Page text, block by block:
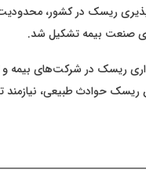
ریسک در کشور،
صنعت بیمه تشکیل شد.
ریسک در شرکت‌های بیمه و
ریسک حوادث طبیعی، نیازمند